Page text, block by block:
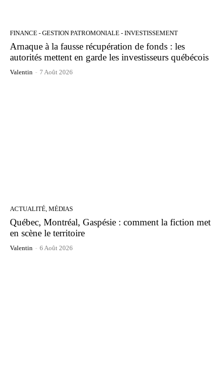
FINANCE - GESTION PATROMONIALE - INVESTISSEMENT
Arnaque à la fausse récupération de fonds : les
autorités mettent en garde les investisseurs québécois
Valentin - 7 Août 2026
ACTUALITÉ, MÉDIAS
Québec, Montréal, Gaspésie : comment la fiction met
en scène le territoire
Valentin - 6 Août 2026